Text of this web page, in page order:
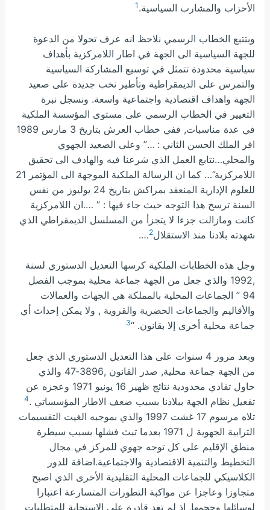
الأحزاب والمشارب السياسية. 1
وبتتبع الخطاب الرسمي نلاحظ انه عرف تحولا من الدعوة
للجهة السياسية الى الجهة في اطار اللامركزية بأهداف
سياسية محدودة تتمثل في توسيع المشاركة السياسية
والتمرس على الديمقراطية وتأطير نخب جديدة على صعيد
الجهة واهداف اقتصادية واجتماعية واسعة. ونسجل نبرة
التغيير في الخطاب الرسمي على مستوى المؤسسة الملكية
في عدة مناسبات, ففي خطاب العرش بتاريخ 3 مارس 1989
اقر الملك الحسن الثاني : …” وعلى الصعيد الجهوي
والمحلي…نتابع العمل الذي شرعنا فيه والهادف الى تحقيق
اللامركزية”… كما ان الرسالة الملكية الموجهة الى المؤتمر 21
للعلوم الإدارية المنعقد بمراكش بتاريخ 24 يوليوز من نفس
السنة ترسخ هذا التوجه حيث جاء فيها : ” ….ان اللامركزية
كانت ومازالت جزءا لا يتجزأ من المسلسل الديمقراطي الذي
شهدته بلادنا منذ الاستقلال2
….
وجل هذه الخطابات الملكية كرسها التعديل الدستوري لسنة
,1992 والذي جعل من الجهة جماعة محلية بموجب الفصل
94 ” الجماعات المحلية بالمملكة هي الجهات والعمالات
والأقاليم والجماعات الحضرية والقروية , ولا يمكن إحداث أي
جماعة محلية أخرى إلا بقانون. “3
وبعد مرور 4 سنوات على هذا التعديل الدستوري الذي جعل
من الجهة جماعة محلية, صدر القانون ,3896-47 والذي
حاول تفادي محدودية نتائج ظهير 16 يونيو 1971 وعجزه عن
تفعيل نظام الجهة ببلادنا بسبب ضعف الاطار المؤسساتي .4
تلاه مرسوم 17 غشت 1997 والذي بموجبه الغيت التقسيمات
الترابية الجهوية ل 1971 بعدما تبث فشلها بسبب سيطرة
منطق الإقليم على كل توجه جهوي للمركز في مجال
التخطيط والتنمية الاقتصادية والاجتماعية.اضافة للدور
الكلاسيكي للجماعات المحلية التقليدية الأخرى الذي اصبح
متجاوزا وعاجزا عن مواكبة التطورات المتسارعة اعتبارا
لوسائلها وحجمها, اذ لم تعد قادرة على الاستجابة للمتطلبات